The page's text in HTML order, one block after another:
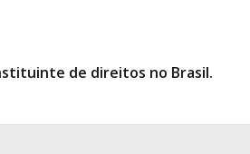
de direitos no Brasil.